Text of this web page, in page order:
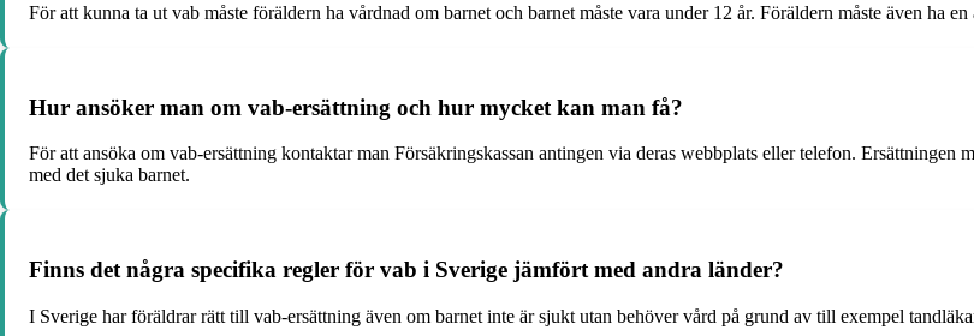
För att kunna ta ut vab måste föräldern ha vårdnad om barnet och barnet måste vara under 12 år. Föräldern måste även ha
Hur ansöker man om vab-ersättning och hur mycket kan man få?
För att ansöka om vab-ersättning kontaktar man Försäkringskassan antingen via deras webbplats eller telefon. Ersättningen
med det sjuka barnet.
Finns det några specifika regler för vab i Sverige jämfört med andra länder?
I Sverige har föräldrar rätt till vab-ersättning även om barnet inte är sjukt utan behöver vård på grund av till exempel